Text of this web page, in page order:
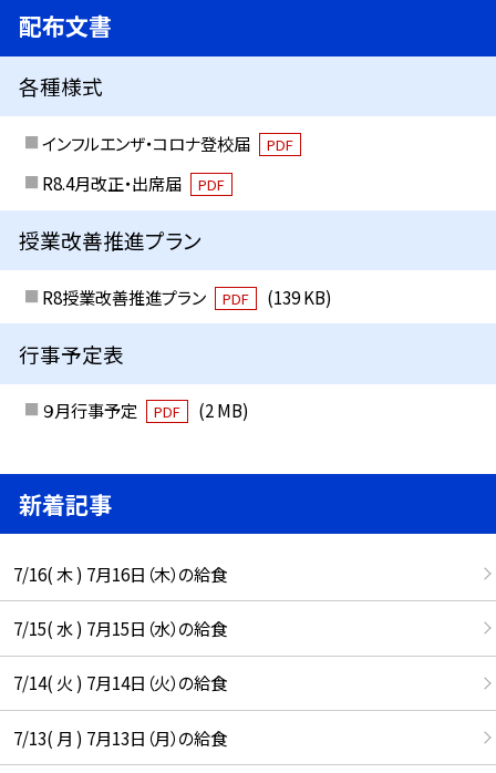
配布文書
各種様式
インフルエンザ・コロナ登校届 PDF
R8.4月改正・出席届 PDF
授業改善推進プラン
R8授業改善推進プラン PDF (139 KB)
行事予定表
９月行事予定 PDF (2 MB)
新着記事
7/16( 木 ) 7月16日（木）の給食
7/15( 水 ) 7月15日（水）の給食
7/14( 火 ) 7月14日（火）の給食
7/13( 月 ) 7月13日（月）の給食